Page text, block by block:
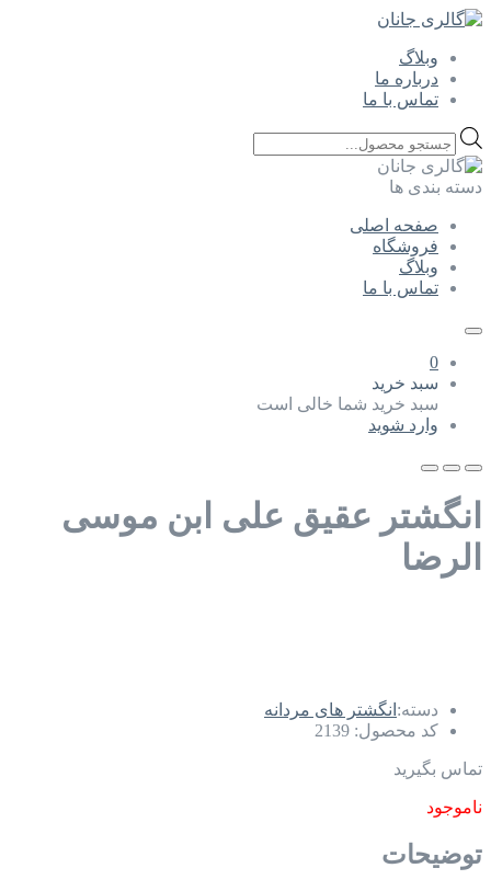
وبلاگ
درباره ما
تماس با ما
Products
search
دسته بندی ها
صفحه اصلی
فروشگاه
وبلاگ
تماس با ما
0
سبد خرید
سبد خرید شما خالی است
وارد شوید
انگشتر عقیق علی ابن موسی
الرضا
دسته: انگشتر های مردانه
کد محصول: 2139
تماس بگیرید
ناموجود
توضیحات